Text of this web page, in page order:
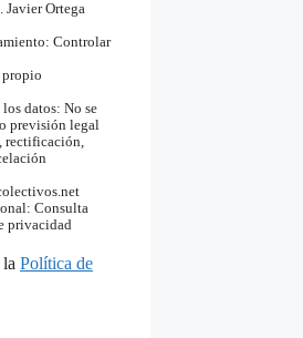
Javier Ortega
Controlar
datos: No se
previsión legal
rectificación,
Consulta
privacidad
Política de